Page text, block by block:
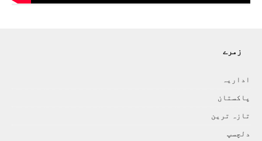
زمرے
اداريہ
پاکستان
تازہ ترين
دلچسپ